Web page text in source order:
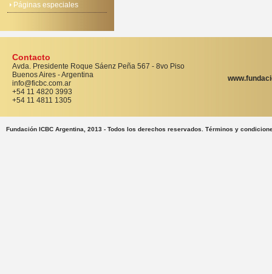
Páginas especiales
Contacto
Avda. Presidente Roque Sáenz Peña 567 - 8vo Piso
Buenos Aires - Argentina
info@ficbc.com.ar
+54 11 4820 3993
+54 11 4811 1305
Fundación ICBC Argentina, 2013 - Todos los derechos reservados. Términos y